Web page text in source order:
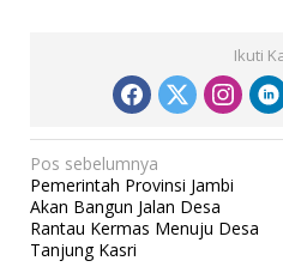
Ikuti
N
a
v
i
Pos sebelumnya
Pemerintah Provinsi Jambi
Akan Bangun Jalan Desa
Rantau Kermas Menuju Desa
Tanjung Kasri